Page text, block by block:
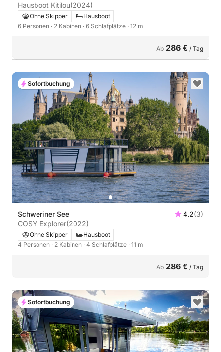
Hausboot Kitilou(2024)
Ohne Skipper
Hausboot
6 Personen · 2 Kabinen · 6 Schlafplätze · 12 m
Ab 286 € / Tag
Schweriner See 4.2(3)
COSY Explorer(2022)
Ohne Skipper
Hausboot
4 Personen · 2 Kabinen · 4 Schlafplätze · 11 m
Ab 286 € / Tag
Sofortbuchung
Sofortbuchung